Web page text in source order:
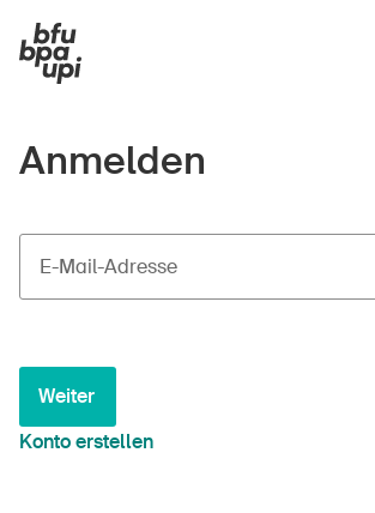
Anmelden
E-Mail-Adresse
Weiter
Konto erstellen